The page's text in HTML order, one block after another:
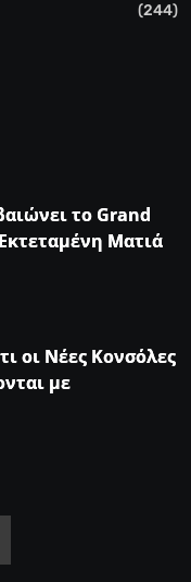
(244)
το Grand
Ματιά
οι Νέες Κονσόλες
με